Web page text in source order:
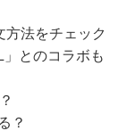
法をチェック
とのコラボも
？